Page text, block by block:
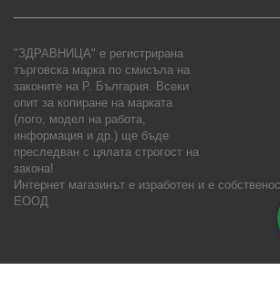
"ЗДРАВНИЦА" е регистрирана
търговска марка по смисъла на
законите на Р. България. Всеки
опит за копиране на марката
(лого, модел на работа,
информация и др.) ще бъде
преследван с цялата строгост на
закона!
Интернет магазинът е изработен и е
ЕООД